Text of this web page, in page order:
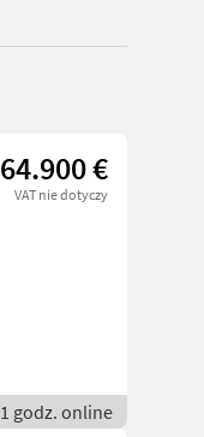
64.900 €
VAT nie dotyczy
1 godz. online